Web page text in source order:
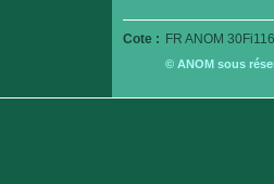
Cote : FR ANOM
© ANOM sous